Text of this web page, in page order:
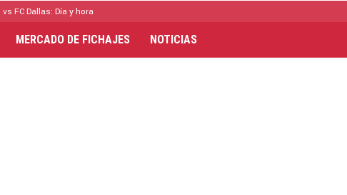
FC Dallas: Día y hora
MERCADO DE FICHAJES NOTICIAS